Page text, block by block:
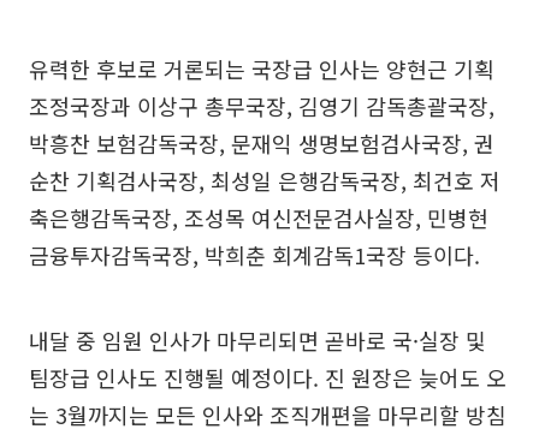
유력한 후보로 거론되는 국장급 인사는 양현근 기획
조정국장과 이상구 총무국장, 김영기 감독총괄국장,
박흥찬 보험감독국장, 문재익 생명보험검사국장, 권
순찬 기획검사국장, 최성일 은행감독국장, 최건호 저
축은행감독국장, 조성목 여신전문검사실장, 민병현
금융투자감독국장, 박희춘 회계감독1국장 등이다.
내달 중 임원 인사가 마무리되면 곧바로 국·실장 및
팀장급 인사도 진행될 예정이다. 진 원장은 늦어도 오
는 3월까지는 모든 인사와 조직개편을 마무리할 방침